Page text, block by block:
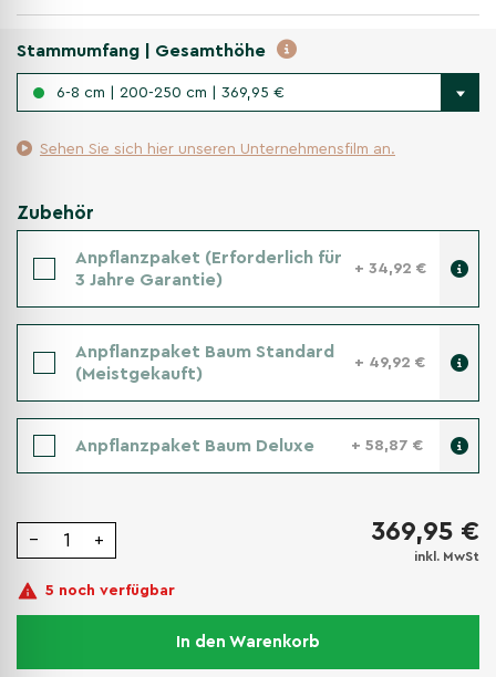
Stammumfang | Gesamthöhe
6-8 cm | 200-250 cm | 369,95 €
Sehen Sie sich hier unseren Unternehmensfilm an.
Zubehör
Anpflanzpaket (Erforderlich für
3 Jahre Garantie)
+ 34,92 €
Anpflanzpaket Baum Standard
(Meistgekauft)
+ 49,92 €
Anpflanzpaket Baum Deluxe + 58,87 €
− + 369,95 €
inkl. MwSt
5 noch verfügbar
In den Warenkorb